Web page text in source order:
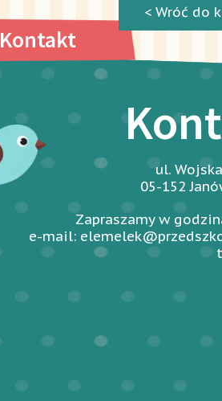
< Wróć do
Kontakt
ul.
05-152
Zapraszamy w
e-mail: